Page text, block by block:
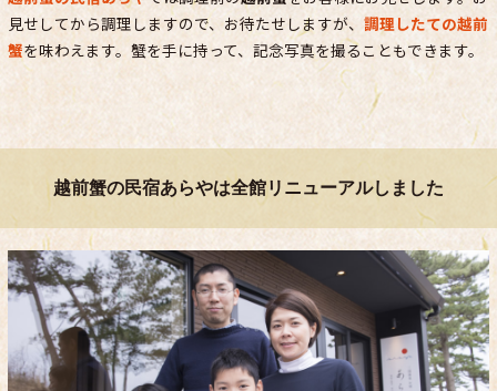
見せしてから調理しますので、お待たせしますが、 調理したての越前
蟹を味わえます。蟹を手に持って、記念写真を撮ることもできます。
越前蟹の民宿あらやは全館リニューアルしました